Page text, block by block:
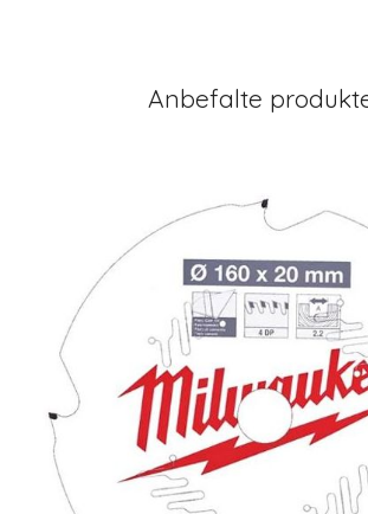
Anbefalte